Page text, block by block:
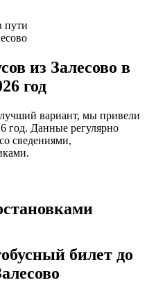
пути
из Залесово в
год
вариант, мы привели
год. Данные регулярно
сведениями,
билет до